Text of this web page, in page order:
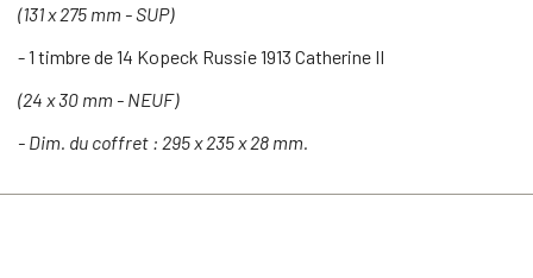
(131 x 275 mm - SUP)
- 1 timbre de 14 Kopeck Russie 1913 Catherine II
(24 x 30 mm - NEUF)
- Dim. du coffret : 295 x 235 x 28 mm.